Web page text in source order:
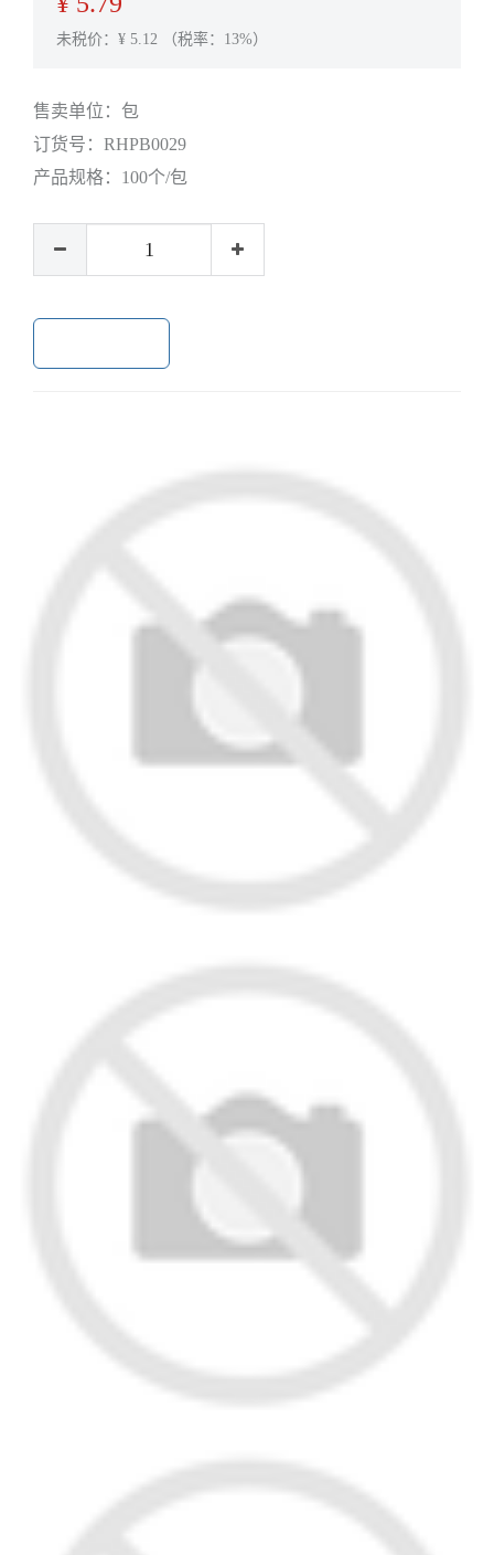
未税价：¥ 5.12 （税率：13%）
售卖单位： 包
订货号： RHPB0029
产品规格： 100个/包